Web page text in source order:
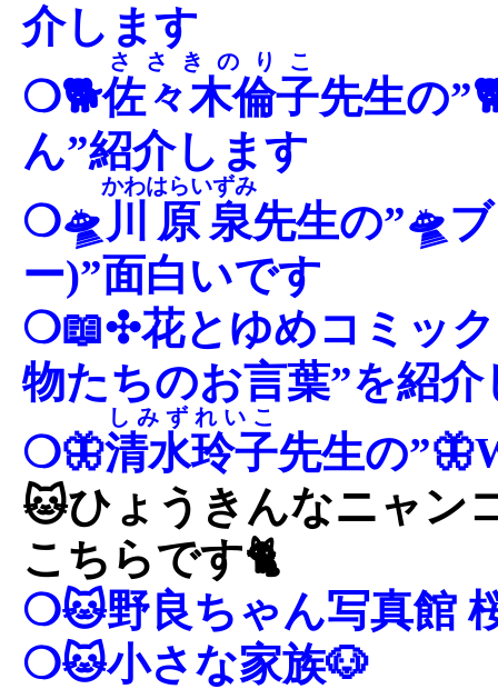
介します
❍🐕佐々木倫子
ささきのりこ
先生の
ん”紹介します
❍🛸 川原泉
かわはらいずみ
先生の”🛸
ー)”面白いです
❍📖✣花とゆめコミッ
物たちのお言葉”を紹介
❍🦋清水玲子
しみずれいこ
先生の
🐱ひょうきんなニャン
こちらです🐈
❍🐱野良ちゃん写真館
❍🐱小さな家族🐶